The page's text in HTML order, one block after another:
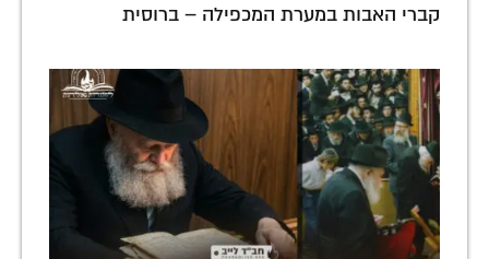
קברי האבות במערת המכפילה – ברוסית